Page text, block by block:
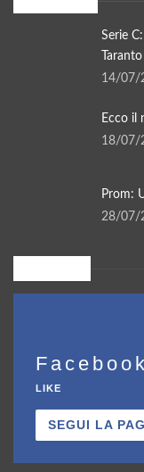
Serie
Taranto
14/07/
Ecco il
18/07/
Prom:
28/07/
Facebook
LIKE
SEGUI LA